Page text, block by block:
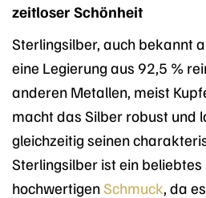
zeitloser Schönheit
Sterlingsilber, auch bekannt
eine Legierung aus 92,5 %
anderen Metallen, meist
macht das Silber robust und
gleichzeitig seinen
Sterlingsilber ist ein
hochwertigenSchmuck , da